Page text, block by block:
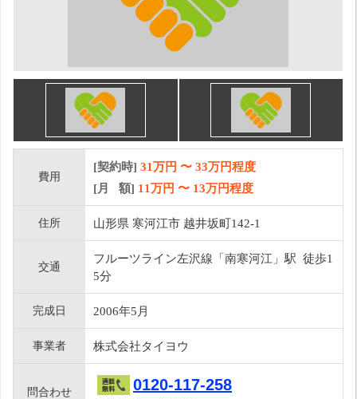
費用
[契約時] 31万円 〜 33万円程度
[月 額] 11万円 〜 13万円程度
住所 山形県 寒河江市 越井坂町142-1
交通
フルーツライン左沢線「南寒河江」駅 徒歩1
5分
完成日 2006年5月
事業者 株式会社タイヨウ
問合わせ 0120-117-258